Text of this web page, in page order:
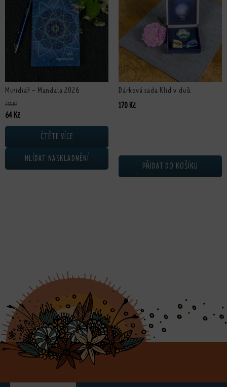
Minidiář - Mandala 2026
255Kč
Původní cena byla: 255 Kč.
64 KčAktuální cena je: 64 Kč.
ČTĚTE VÍCE
HLÍDAT NASKLADNĚNÍ
Dárková sada Klid v duši
170 Kč
PŘIDAT DO KOŠÍKU